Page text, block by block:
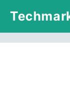
跳
主